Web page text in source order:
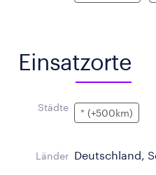
Einsatzorte
Städte * (+500km)
Länder Deutschland,